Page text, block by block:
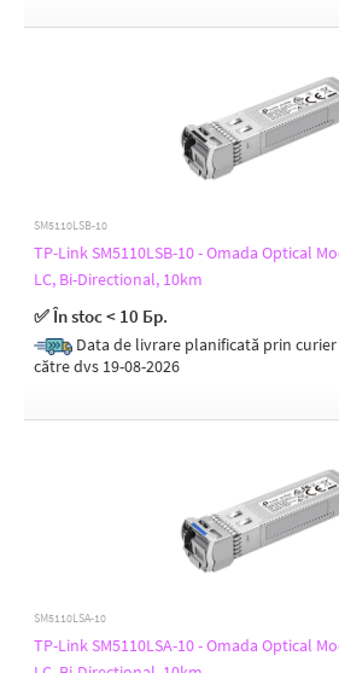
-12,6
Max. power consumption [W]
2,4
Operating temperature [°C]
-40 up to 85
SM5110LSB-10
TP-Link SM5110LSB-10 - Omada Optical
LC, Bi-Directional, 10km
✅ În stoc < 10 Бр.
Data de livrare planificată prin curier
către dvs 19-08-2026
SM5110LSA-10
TP-Link SM5110LSA-10 - Omada Optical